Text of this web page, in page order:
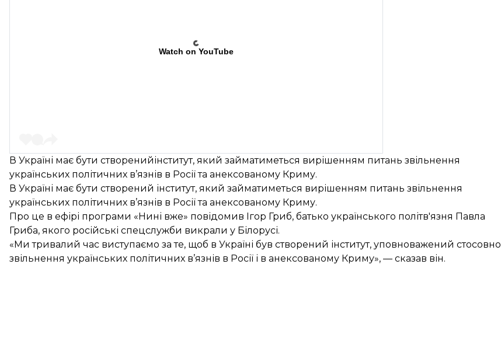
Watch on YouTube
В Україні має бути створенийінститут, який займатиметься вирішенням питань звільнення
українських політичних в’язнів в Росії та анексованому Криму.
В Україні має бути створений інститут, який займатиметься вирішенням питань звільнення
українських політичних в’язнів в Росії та анексованому Криму.
Про це в ефірі програми «Нині вже» повідомив Ігор Гриб, батько українського політв'язня Павла
Гриба, якого російські спецслужби викрали у Білорусі.
«Ми тривалий час виступаємо за те, щоб в Україні був створений інститут, уповноважений стосовно
звільнення українських політичних в’язнів в Росії і в анексованому Криму», — сказав він.